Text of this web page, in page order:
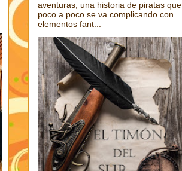
aventuras, una historia de piratas que
poco a poco se va complicando con
elementos fant...